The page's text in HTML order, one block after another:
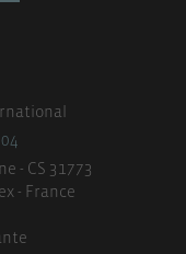
- CS 31773
- France